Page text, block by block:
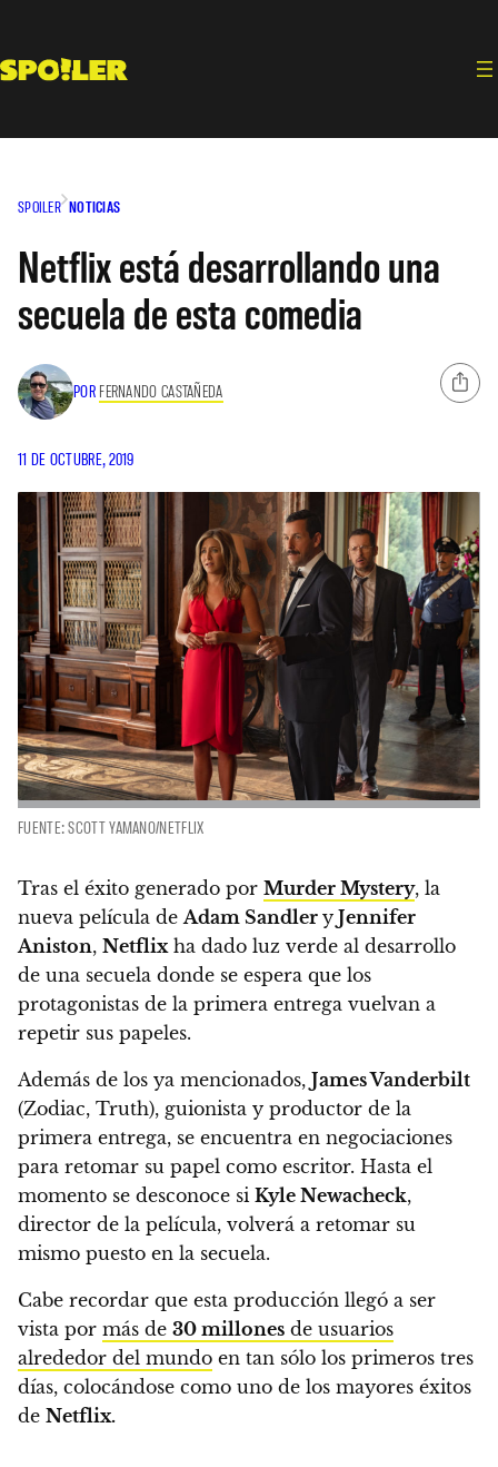
contenido
SPOILER NOTICIAS
Netflix está desarrollando una
secuela de esta comedia
POR FERNANDO CASTAÑEDA
11 DE OCTUBRE, 2019
FUENTE: SCOTT YAMANO/NETFLIX
Tras el éxito generado por Murder Mystery, la
nueva película deAdam Sandler y Jennifer
Aniston, Netflixha dado luz verde al desarrollo
de una secuela donde se espera que los
protagonistas de la primera entrega vuelvan a
repetir sus papeles.
Además de los ya mencionados, James Vanderbilt
(Zodiac, Truth), guionista y productor de la
primera entrega, se encuentra en negociaciones
para retomar su papel como escritor. Hasta el
momento se desconoce si Kyle Newacheck,
director de la película, volverá a retomar su
mismo puesto en la secuela.
Cabe recordar que esta producción llegó a ser
vista por más de 30 millones de usuarios
alrededor del mundo en tan sólo los primeros tres
días, colocándose como uno de los mayores éxitos
de Netflix.